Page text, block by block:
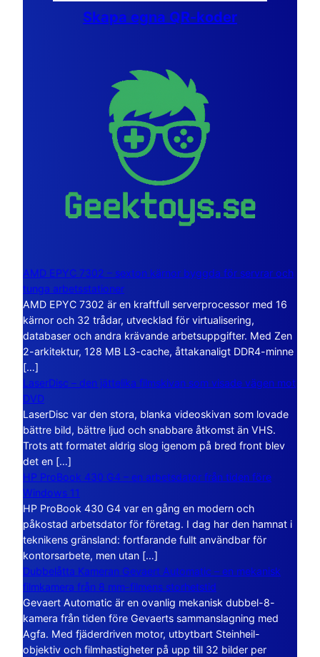
Skapa egna QR-koder
AMD EPYC 7302 – sexton kärnor byggda för servrar och
tunga arbetsstationer
AMD EPYC 7302 är en kraftfull serverprocessor med 16
kärnor och 32 trådar, utvecklad för virtualisering,
databaser och andra krävande arbetsuppgifter. Med Zen
2-arkitektur, 128 MB L3-cache, åttakanaligt DDR4-minne
[…]
LaserDisc – den jättelika filmskivan som visade vägen mot
DVD
LaserDisc var den stora, blanka videoskivan som lovade
bättre bild, bättre ljud och snabbare åtkomst än VHS.
Trots att formatet aldrig slog igenom på bred front blev
det en […]
HP ProBook 430 G4 – en arbetsdator från tiden före
Windows 11
HP ProBook 430 G4 var en gång en modern och
påkostad arbetsdator för företag. I dag har den hamnat i
teknikens gränsland: fortfarande fullt användbar för
kontorsarbete, men utan […]
Dubbelåtta Kameran Gevaert Automatic – en mekanisk
filmkamera från 8 mm-filmens storhetstid
Gevaert Automatic är en ovanlig mekanisk dubbel-8-
kamera från tiden före Gevaerts sammanslagning med
Agfa. Med fjäderdriven motor, utbytbart Steinheil-
objektiv och filmhastigheter på upp till 32 bilder per